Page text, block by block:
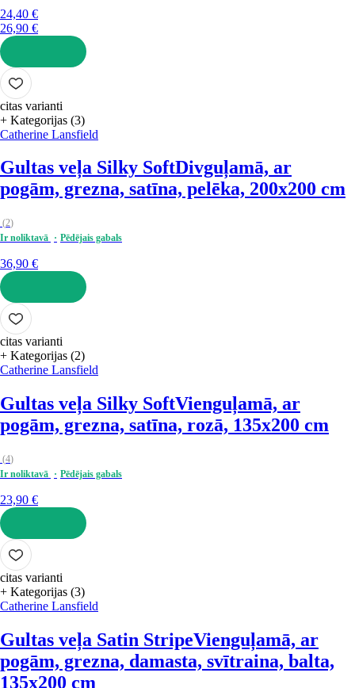
24,40 €
26,90 €
LIKT GROZĀ
citas varianti
+ Kategorijas (3)
Catherine Lansfield
Gultas veļa Silky SoftDivguļamā, ar
pogām, grezna, satīna, pelēka, 200x200 cm
(2)
Ir noliktavā
Pēdējais gabals
36,90 €
LIKT GROZĀ
citas varianti
+ Kategorijas (2)
Catherine Lansfield
Gultas veļa Silky SoftVienguļamā, ar
pogām, grezna, satīna, rozā, 135x200 cm
(4)
Ir noliktavā
Pēdējais gabals
23,90 €
LIKT GROZĀ
citas varianti
+ Kategorijas (3)
Catherine Lansfield
Gultas veļa Satin StripeVienguļamā, ar
pogām, grezna, damasta, svītraina, balta,
135x200 cm